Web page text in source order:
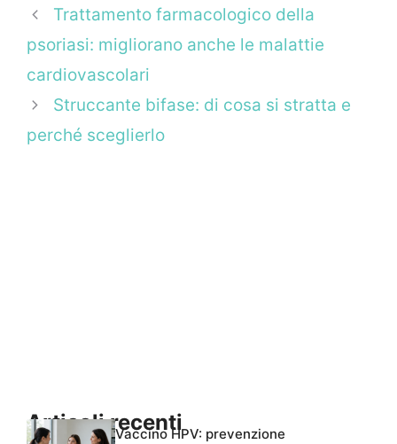
Trattamento farmacologico della
psoriasi: migliorano anche le malattie
cardiovascolari
Struccante bifase: di cosa si stratta e
perché sceglierlo
Articoli recentiVaccino HPV: prevenzione